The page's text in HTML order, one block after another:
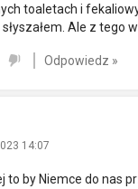
toaletach i
Ale z tego
Odpowiedz »
14:07
to by Niemce do nas